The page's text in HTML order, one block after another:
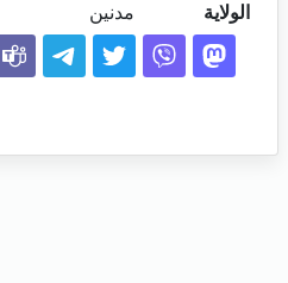
الولاية مدنين